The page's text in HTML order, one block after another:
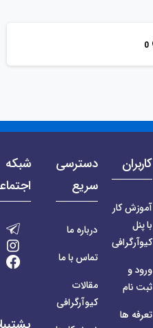
0
کاربران
آموزش کار
با پنل
کیوآرگرافی
ورود و
ثبت نام
تعرفه ها
دسترسی
سریع
درباره ما
تماس با ما
مقالات
کیوآرگرافی